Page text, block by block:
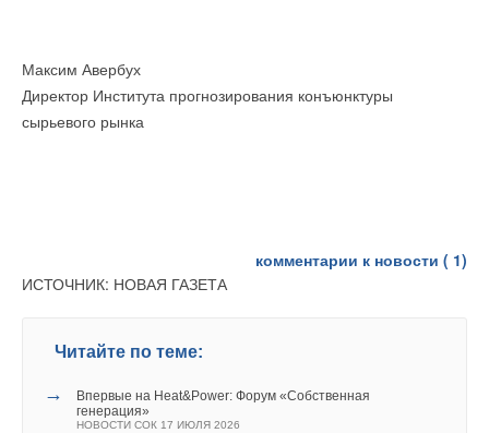
Максим Авербух
Директор Института прогнозирования конъюнктуры
сырьевого рынка
комментарии к новости ( 1)
ИСТОЧНИК: НОВАЯ ГАЗЕТА
Читайте по теме:
→
Впервые на Heat&Power: Форум «Собственная
генерация»
НОВОСТИ СОК 17 ИЮЛЯ 2026